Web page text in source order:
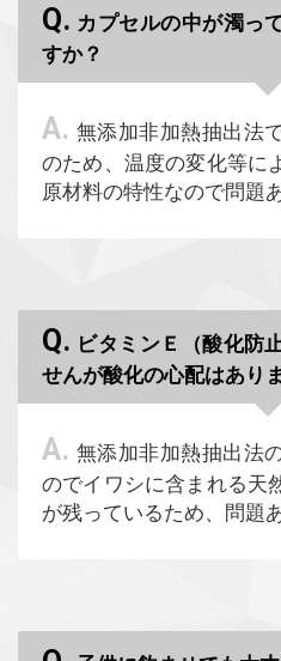
Q. カプセルの中が濁っ
すか？
A. 無添加非加熱抽出法
のため、温度の変化等に
原材料の特性なので問題
Q. ビタミンＥ（酸化防
せんが酸化の心配はあり
A. 無添加非加熱抽出法
のでイワシに含まれる天
が残っているため、問題